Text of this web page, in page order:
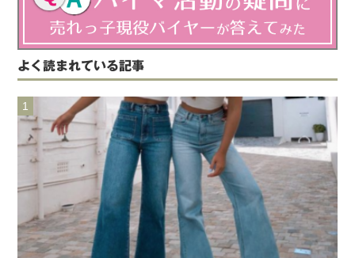
よく読まれている記事